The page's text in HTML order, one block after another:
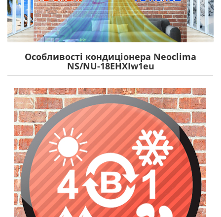
Особливості кондиціонера Neoclima
NS/NU-18EHXIw1eu